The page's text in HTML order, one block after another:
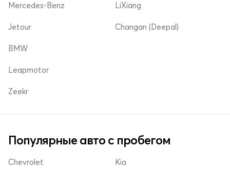
Mercedes-Benz
Jetour
LiXiang
Changan (Deepal)
BMW
Leapmotor
Zeekr
Популярные авто с пробегом
Chevrolet Kia